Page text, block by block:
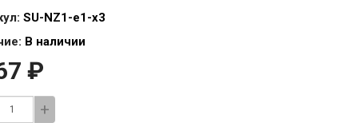
SU-NZ1-e1-x3
В наличии
₽
+